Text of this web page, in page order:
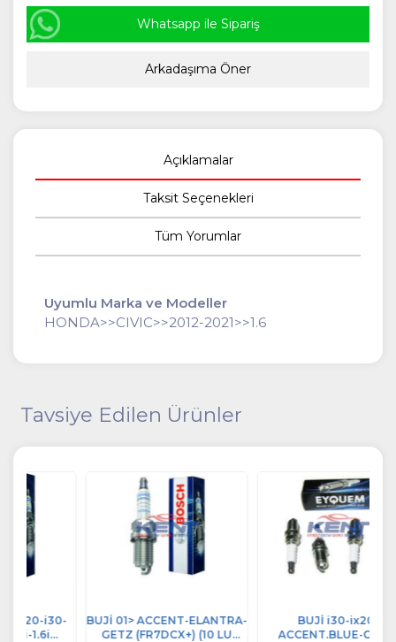
Whatsapp ile Sipariş
Arkadaşıma Öner
Açıklamalar
Taksit Seçenekleri
Tüm Yorumlar
Uyumlu Marka ve Modeller
HONDA>>CIVIC>>2012-2021>>1.6
Tavsiye Edilen Ürünler
BUJİ 01> ACCENT-ELANTRA-
GETZ (FR7DCX+) (10 LU
BUJİ i30-ix20-
ACCENT.BLUE-CEED-